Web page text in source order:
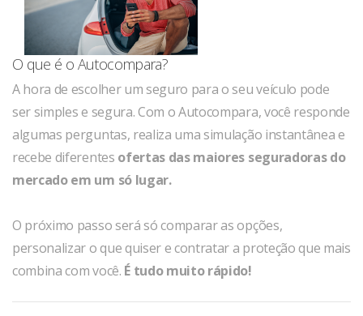
O que é o Autocompara?
A hora de escolher um seguro para o seu veículo pode
ser simples e segura. Com o Autocompara, você responde
algumas perguntas, realiza uma simulação instantânea e
recebe diferentes ofertas das maiores seguradoras do
mercado em um só lugar.
O próximo passo será só comparar as opções,
personalizar o que quiser e contratar a proteção que mais
combina com você. É tudo muito rápido!